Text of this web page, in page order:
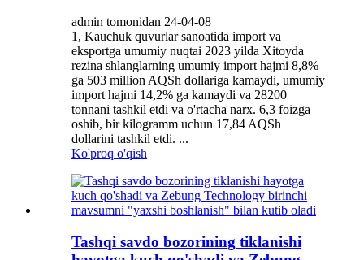
admin tomonidan 24-04-08
1, Kauchuk quvurlar sanoatida import va
eksportga umumiy nuqtai 2023 yilda Xitoyda
rezina shlanglarning umumiy import hajmi 8,8%
ga 503 million AQSh dollariga kamaydi, umumiy
import hajmi 14,2% ga kamaydi va 28200
tonnani tashkil etdi va o'rtacha narx. 6,3 foizga
oshib, bir kilogramm uchun 17,84 AQSh
dollarini tashkil etdi. ...
Ko'proq o'qish
Tashqi savdo bozorining tiklanishi